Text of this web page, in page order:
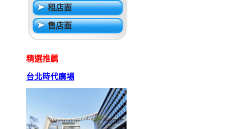
租店面
售店面
精選推薦
台北時代廣場